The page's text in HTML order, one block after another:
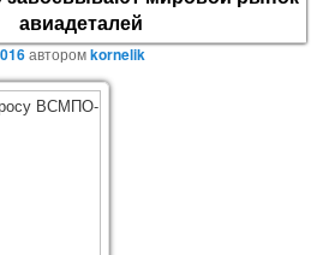
авиадеталей
авторомkornelik